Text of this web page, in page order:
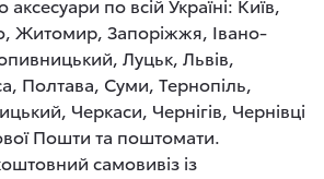
по всій Україні: Київ,
Житомир, Запоріжжя, Івано-
Луцьк, Львів,
Полтава, Суми, Тернопіль,
Черкаси, Чернігів, Чернівці
Пошти та поштомати.
самовивіз із